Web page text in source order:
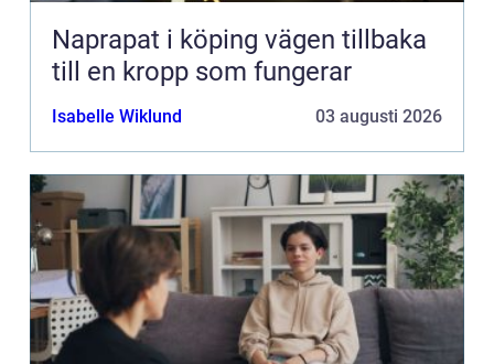
Naprapat i köping vägen tillbaka
till en kropp som fungerar
Isabelle Wiklund 03 augusti 2026